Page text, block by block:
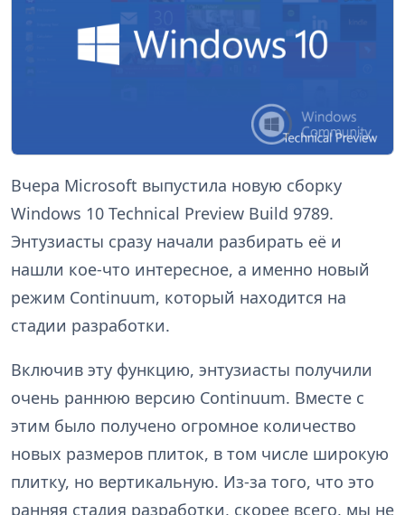
Вчера Microsoft выпустила новую сборку
Windows 10 Technical Preview Build 9789.
Энтузиасты сразу начали разбирать её и
нашли кое-что интересное, а именно новый
режим Continuum, который находится на
стадии разработки.
Включив эту функцию, энтузиасты получили
очень раннюю версию Continuum. Вместе с
этим было получено огромное количество
новых размеров плиток, в том числе широкую
плитку, но вертикальную. Из-за того, что это
ранняя стадия разработки, скорее всего, мы не